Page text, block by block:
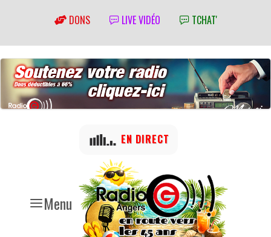
DONS LIVE VIDÉO TCHAT'
Menu
EN DIRECT